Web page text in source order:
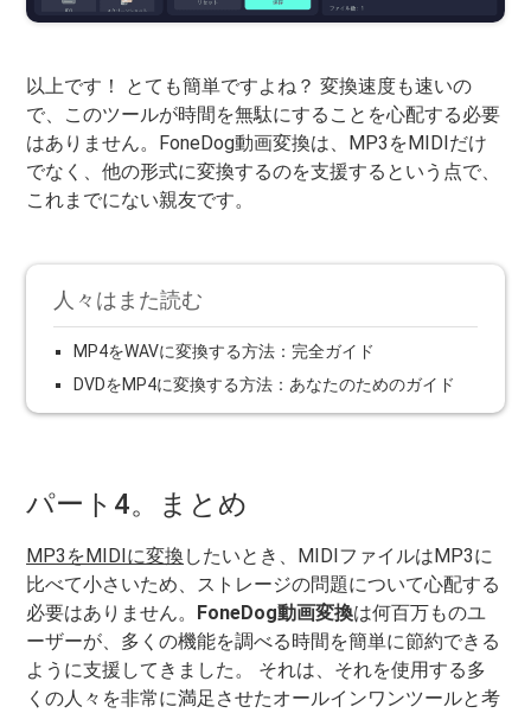
以上です！ とても簡単ですよね？ 変換速度も速いの
で、このツールが時間を無駄にすることを心配する必要
はありません。FoneDog動画変換は、MP3をMIDIだけ
でなく、他の形式に変換するのを支援するという点で、
これまでにない親友です。
人々はまた読む
MP4をWAVに変換する方法：完全ガイド
DVDをMP4に変換する方法：あなたのためのガイド
パート4。まとめ
MP3をMIDIに変換 したいとき、MIDIファイルはMP3に
比べて小さいため、ストレージの問題について心配する
必要はありません。 FoneDog動画変換は何百万ものユ
ーザーが、多くの機能を調べる時間を簡単に節約できる
ように支援してきました。 それは、それを使用する多
くの人々を非常に満足させたオールインワンツールと考